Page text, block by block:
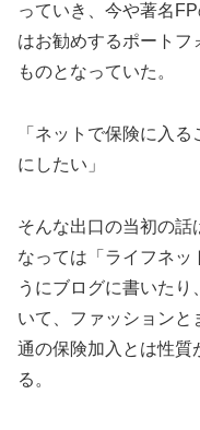
っていき、今や著名
はお勧めするポートフ
ものとなっていた。
「ネットで保険に入
にしたい」
そんな出口の当初の話
なっては「ライフネッ
うにブログに書いた
いて、ファッション
通の保険加入とは性質
る。